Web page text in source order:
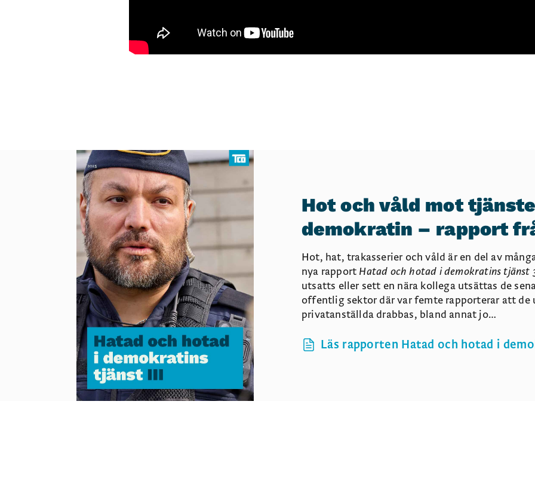
Hot och våld mot
demokratin – rapport
Hot, hat, trakasserier och våld är en del av
nya rapport Hatad och hotad i demokratins tjänst
utsatts eller sett en nära kollega utsättas de
offentlig sektor där var femte rapporterar att de
privatanställda drabbas, bland annat jo…
Läs rapporten Hatad och hotad i